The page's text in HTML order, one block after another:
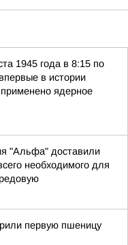
1945 года в 8:15 по
в истории
ядерное
"Альфа" доставили
необходимого для
первую пшеницу